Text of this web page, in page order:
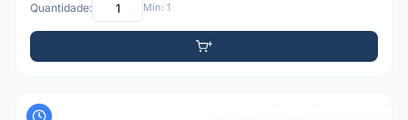
Quantidade: Mín: 1